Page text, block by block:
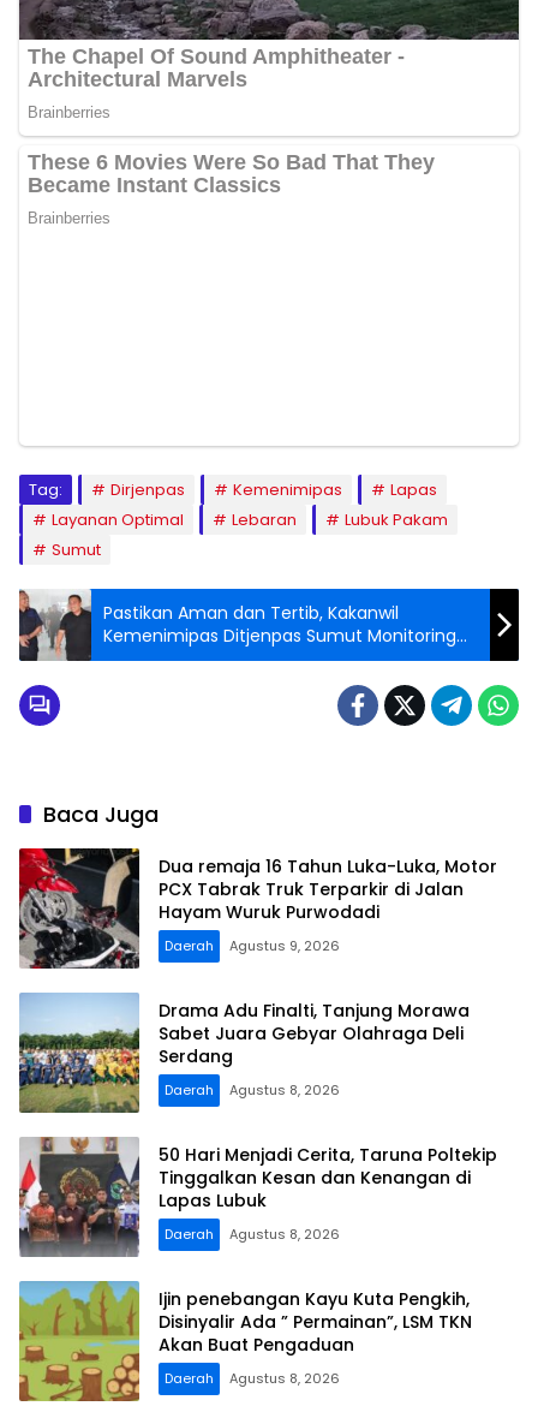
Tag: Dirjenpas Kemenimipas
Lapas
Layanan Optimal
Lebaran
Lubuk Pakam
Sumut
Pastikan Aman dan Tertib, Kakanwil
Kemenimipas Ditjenpas Sumut Monitoring
Layanan Kunjungan Lebaran di Lapas Lubuk
Baca Juga
Dua remaja 16 Tahun Luka-Luka, Motor
PCX Tabrak Truk Terparkir di Jalan
Hayam Wuruk Purwodadi
Daerah Agustus 9, 2026
Drama Adu Finalti, Tanjung Morawa
Sabet Juara Gebyar Olahraga Deli
Serdang
Daerah Agustus 8, 2026
50 Hari Menjadi Cerita, Taruna Poltekip
Tinggalkan Kesan dan Kenangan di
Lapas Lubuk
Daerah Agustus 8, 2026
Ijin penebangan Kayu Kuta Pengkih,
Disinyalir Ada ” Permainan”, LSM TKN
Akan Buat Pengaduan
Daerah Agustus 8, 2026